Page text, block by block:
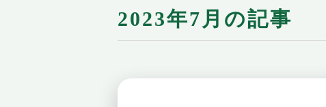
2023年7月の記事